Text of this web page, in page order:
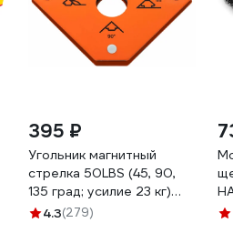
395 ₽
Угольник магнитный
стрелка 50LBS (45, 90,
135 град; усилие 23 кг)
Gigant G-0513
4.3(279)